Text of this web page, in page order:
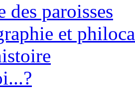
des paroisses
et